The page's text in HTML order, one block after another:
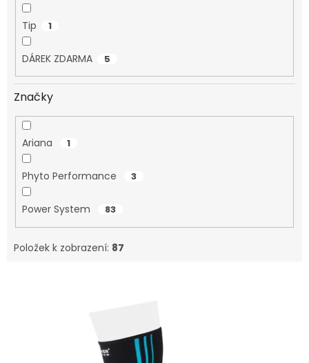
Tip 1
DÁREK ZDARMA 5
Značky
Ariana 1
Phyto Performance 3
Power System 83
Položek k zobrazení: 87